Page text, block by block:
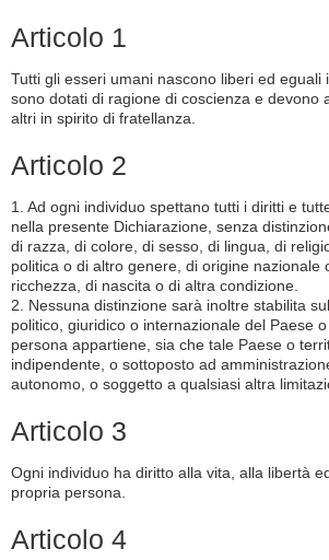
Articolo 1
Tutti gli esseri umani nascono liberi ed eguali
sono dotati di ragione di coscienza e devono
altri in spirito di fratellanza.
Articolo 2
1. Ad ogni individuo spettano tutti i diritti e
nella presente Dichiarazione, senza
di razza, di colore, di sesso, di lingua, di
politica o di altro genere, di origine nazionale
ricchezza, di nascita o di altra condizione.
2. Nessuna distinzione sarà inoltre stabilita
politico, giuridico o internazionale del Paese
persona appartiene, sia che tale Paese o
indipendente, o sottoposto ad
autonomo, o soggetto a qualsiasi altra
Articolo 3
Ogni individuo ha diritto alla vita, alla libertà
propria persona.
Articolo 4